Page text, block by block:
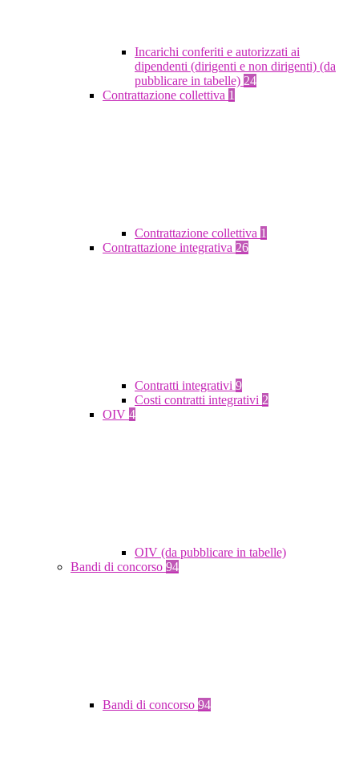
Incarichi conferiti e autorizzati ai
dipendenti (dirigenti e non dirigenti) (da
pubblicare in tabelle) 24
Contrattazione collettiva 1
Contrattazione collettiva 1
Contrattazione integrativa 26
Contratti integrativi 9
Costi contratti integrativi 2
OIV 4
OIV (da pubblicare in tabelle)
Bandi di concorso 94
Bandi di concorso 94